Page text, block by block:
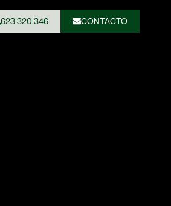
623 320 346 CONTACTO